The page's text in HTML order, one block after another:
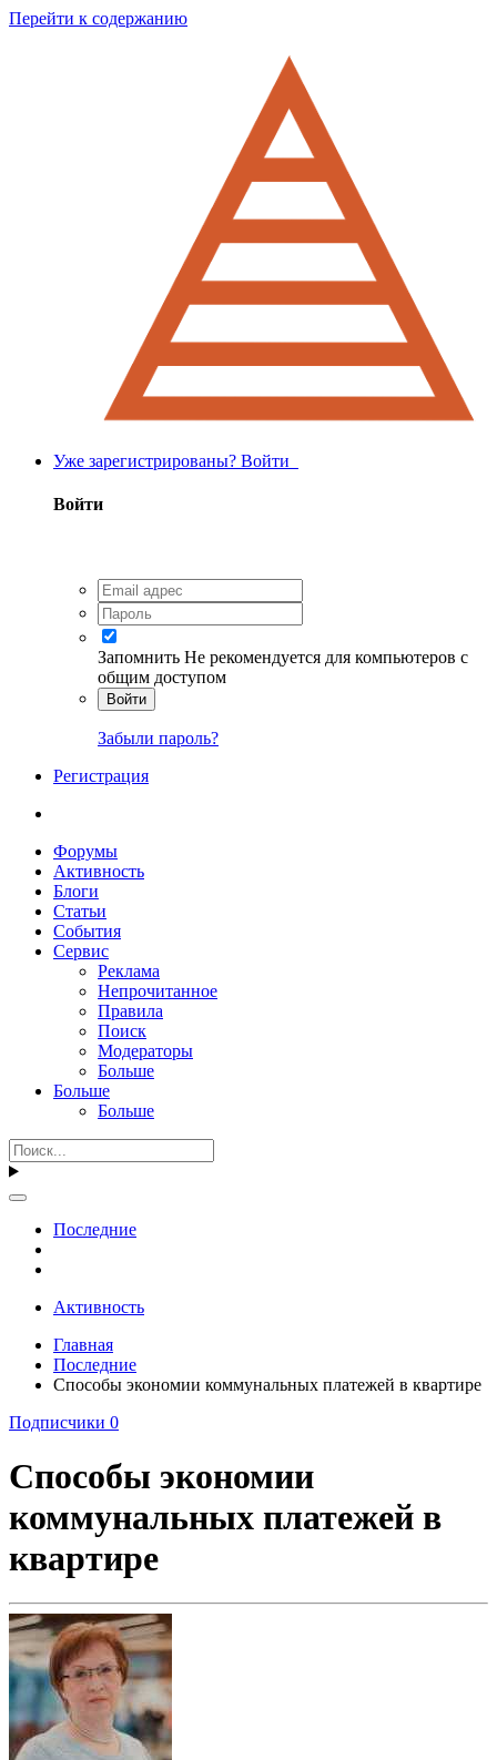
Перейти к содержанию
Уже зарегистрированы? Войти
Войти
Запомнить Не рекомендуется для компьютеров с
общим доступом
Войти
Забыли пароль?
Регистрация
Форумы
Активность
Блоги
Статьи
События
Сервис
Реклама
Непрочитанное
Правила
Поиск
Модераторы
Больше
Больше
Больше
Последние
Активность
Главная
Последние
Способы экономии коммунальных платежей в квартире
Подписчики 0
Способы экономии
коммунальных платежей в
квартире